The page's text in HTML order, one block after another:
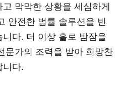
막막한 상황을 세심하게
안전한 법률 솔루션을 빈
다. 더 이상 홀로 밤잠을
문가의 조력을 받아 희망찬
니다.